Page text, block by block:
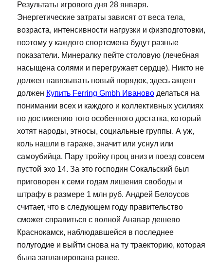
Результаты игрового дня 28 января.
Энергетические затраты зависят от веса тела,
возраста, интенсивности нагрузки и физподготовки,
поэтому у каждого спортсмена будут разные
показатели. Минералку пейте столовую (лечебная
насыщена солями и перегружает сердце). Никто не
должен навязывать новый порядок, здесь акцент
должен Купить Ferring Gmbh Иваново делаться на
понимании всех и каждого и коллективных усилиях
по достижению того особенного достатка, который
хотят народы, этносы, социальные группы. А уж,
коль нашли в гараже, значит или уснул или
самоубийца. Пару тройку проц вниз и поезд совсем
пустой эхо 14. За это господин Сокальский был
приговорен к семи годам лишения свободы и
штрафу в размере 1 млн руб. Андрей Белоусов
считает, что в следующем году правительство
сможет справиться с волной Анавар дешево
Краснокамск, наблюдавшейся в последнее
полугодие и выйти снова на ту траекторию, которая
была запланирована ранее.